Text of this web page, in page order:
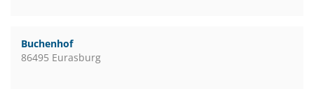
Buchenhof
86495 Eurasburg